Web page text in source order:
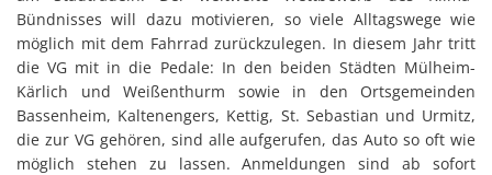
Bündnisses will dazu motivieren, so viele Alltagswege wie
möglich mit dem Fahrrad zurückzulegen. In diesem Jahr tritt
die VG mit in die Pedale: In den beiden Städten Mülheim-
Kärlich und Weißenthurm sowie in den Ortsgemeinden
Bassenheim, Kaltenengers, Kettig, St. Sebastian und Urmitz,
die zur VG gehören, sind alle aufgerufen, das Auto so oft wie
möglich stehen zu lassen. Anmeldungen sind ab sofort